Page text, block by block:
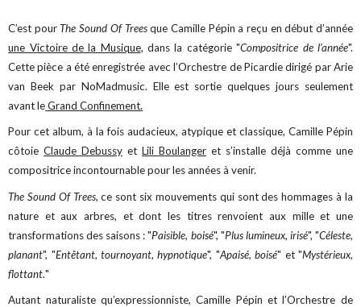
C’est pourThe Sound Of Treesque Camille Pépin a reçu en début d’année
une Victoire de la Musique, dans la catégorie "Compositrice de l’année".
Cette pièce a été enregistrée avec l’Orchestre de Picardie dirigé par Arie
van Beek par NoMadmusic. Elle est sortie quelques jours seulement
avant leGrand Confinement.
Pour cet album, à la fois audacieux, atypique et classique, Camille Pépin
côtoieClaude Debussy etLili Boulanger et s’installe déjà comme une
compositrice incontournable pour les années à venir.
The Sound Of Trees, ce sont six mouvements qui sont des hommages à la
nature et aux arbres, et dont les titres renvoient aux mille et une
transformations des saisons : "Paisible, boisé", "Plus lumineux, irisé", "Céleste,
planant", "Entêtant, tournoyant, hypnotique", "Apaisé, boisé" et "Mystérieux,
flottant."
Autant naturaliste qu’expressionniste, Camille Pépin et l’Orchestre de